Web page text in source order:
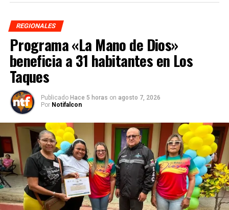
REGIONALES
Programa «La Mano de Dios»
beneficia a 31 habitantes en Los
Taques
Publicado Hace 5 horas on agosto 7, 2026
Por Notifalcon